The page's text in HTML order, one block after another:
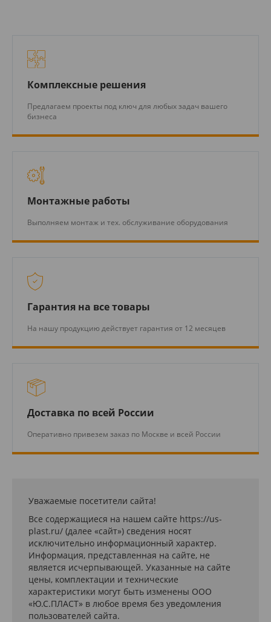
Комплексные решения
Предлагаем проекты под ключ для любых задач вашего
бизнеса
Монтажные работы
Выполняем монтаж и тех. обслуживание оборудования
Гарантия на все товары
На нашу продукцию действует гарантия от 12 месяцев
Доставка по всей России
Оперативно привезем заказ по Москве и всей России
Уважаемые посетители сайта!
Все содержащиеся на нашем сайте https://us-
plast.ru/ (далее «сайт») сведения носят
исключительно информационный характер.
Информация, представленная на сайте, не
является исчерпывающей. Указанные на сайте
цены, комплектации и технические
характеристики могут быть изменены ООО
«Ю.С.ПЛАСТ» в любое время без уведомления
пользователей сайта.